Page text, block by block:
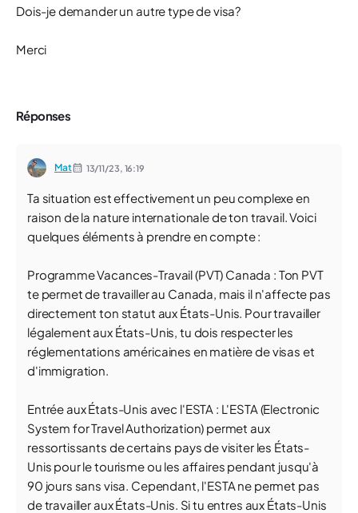
Dois-je demander un autre type de visa?
Merci
Réponses
Mat 13/11/23, 16:19
Ta situation est effectivement un peu complexe en
raison de la nature internationale de ton travail. Voici
quelques éléments à prendre en compte :
Programme Vacances-Travail (PVT) Canada : Ton PVT
te permet de travailler au Canada, mais il n'affecte pas
directement ton statut aux États-Unis. Pour travailler
légalement aux États-Unis, tu dois respecter les
réglementations américaines en matière de visas et
d'immigration.
Entrée aux États-Unis avec l'ESTA : L'ESTA (Electronic
System for Travel Authorization) permet aux
ressortissants de certains pays de visiter les États-
Unis pour le tourisme ou les affaires pendant jusqu'à
90 jours sans visa. Cependant, l'ESTA ne permet pas
de travailler aux États-Unis. Si tu entres aux États-Unis